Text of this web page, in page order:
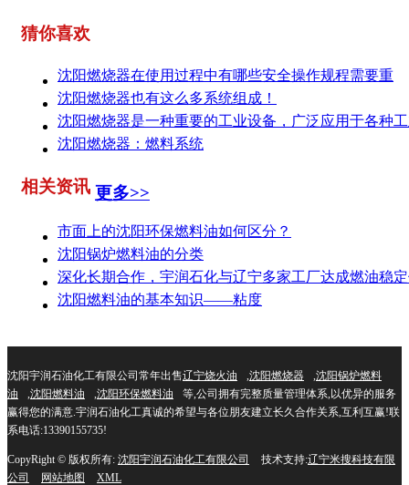
猜你喜欢
沈阳燃烧器在使用过程中有哪些安全操作规程需要重
沈阳燃烧器也有这么多系统组成！
沈阳燃烧器是一种重要的工业设备，广泛应用于各种
沈阳燃烧器：燃料系统
相关资讯 更多>>
市面上的沈阳环保燃料油如何区分？
沈阳锅炉燃料油的分类
深化长期合作，宇润石化与辽宁多家工厂达成燃油稳
沈阳燃料油的基本知识——粘度
沈阳宇润石油化工有限公司常年出售辽宁烧火油 ,沈阳燃烧器 ,沈阳锅炉燃料
油
,沈阳燃料油 ,沈阳环保燃料油
等,公司拥有完整质量管理体系,以优异的服务
赢得您的满意.宇润石油化工真诚的希望与各位朋友建立长久合作关系,互利互赢!联
系电话:13390155735!
CopyRight © 版权所有: 沈阳宇润石油化工有限公司 技术支持:辽宁米搜科技有限
公司
网站地图 XML